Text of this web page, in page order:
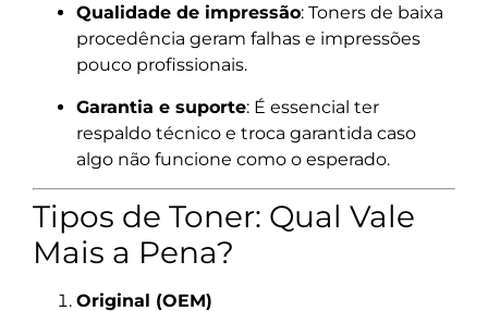
Qualidade de impressão: Toners de baixa
procedência geram falhas e impressões
pouco profissionais.
Garantia e suporte: É essencial ter
respaldo técnico e troca garantida caso
algo não funcione como o esperado.
Tipos de Toner: Qual Vale
Mais a Pena?
Original (OEM)